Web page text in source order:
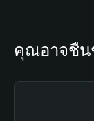
คุณอาจชื่น